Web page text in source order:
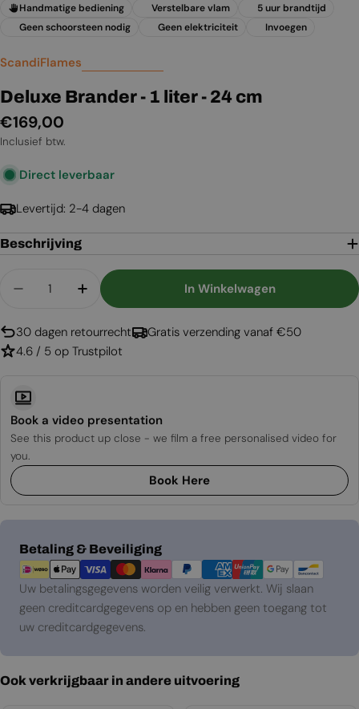
Handmatige bediening
Verstelbare vlam
5 uur brandtijd
Geen schoorsteen nodig
Geen elektriciteit Invoegen
ScandiFlames
Deluxe Brander - 1 liter - 24 cm
Normale
prijs
€169,00
Inclusief btw.
Direct leverbaar
Levertijd: 2-4 dagen
Beschrijving
Aantal Verlagen Voor Deluxe Brander - 1 Liter -
Aantal Verhogen Voor Deluxe Brander
In Winkelwagen
30 dagen retourrecht
Gratis verzending vanaf €50
4.6 / 5 op Trustpilot
Book a video presentation
See this product up close - we film a free personalised video for
you.
Book Here
Betaling & Beveiliging
Betaalmethoden
Uw betalingsgegevens worden veilig verwerkt. Wij slaan
geen creditcardgegevens op en hebben geen toegang tot
uw creditcardgegevens.
Ook verkrijgbaar in andere uitvoering